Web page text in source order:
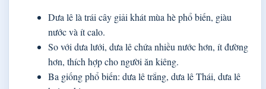
Dưa lê là trái cây giải khát mùa hè phổ biến, giàu
nước và ít calo.
So với dưa lưới, dưa lê chứa nhiều nước hơn, ít đường
hơn, thích hợp cho người ăn kiêng.
Ba giống phổ biến: dưa lê trắng, dưa lê Thái, dưa lê